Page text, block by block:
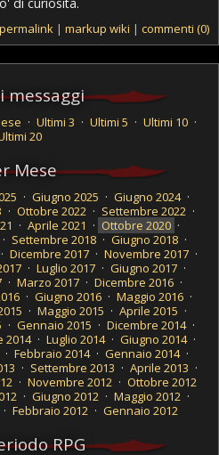
permalink | markup wiki | commenti (0)
messaggi
· Ultimi 3 · Ultimi 5 · Ultimi 10 ·
20
Mese
· Giugno 2025 · Giugno 2024 ·
· Ottobre 2022 · Settembre 2022 ·
· Aprile 2021 · Ottobre 2020 ·
· Settembre 2018 · Giugno 2018 ·
· Dicembre 2017 · Novembre 2017 ·
· Luglio 2017 · Giugno 2017 ·
· Marzo 2017 · Dicembre 2016 ·
· Giugno 2016 · Maggio 2016 ·
· Maggio 2015 · Aprile 2015 ·
· Gennaio 2015 · Dicembre 2014 ·
2014 · Luglio 2014 · Giugno 2014 ·
· Febbraio 2014 · Gennaio 2014 ·
· Settembre 2013 · Aprile 2013 ·
· Novembre 2012 · Ottobre 2012
· Giugno 2012 · Maggio 2012 ·
· Febbraio 2012 · Gennaio 2012
RPG